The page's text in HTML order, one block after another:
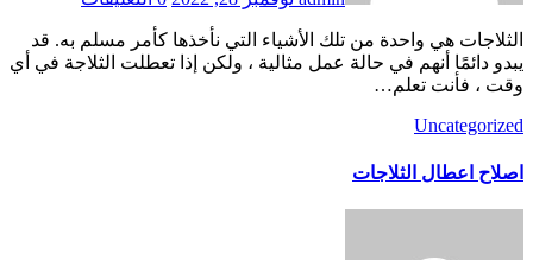
يبدو دائمًا أنهم في حالة عمل مثالية ، ولكن إذا تعطلت الثلاجة في أي
وقت ، فأنت تعلم…
Uncategorized
اصلاح اعطال الثلاجات